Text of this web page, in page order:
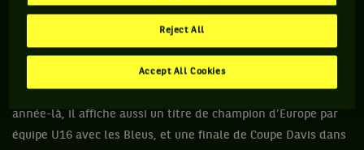
dernier comme sa meilleure qualité. Se définissant en
attaquant de fond de court ayant notamment besoin de
“progresser sur la tactique”, il aime user de son revers pour
faire mal à l’adversaire. Demi-finaliste des Petits As en 2019,
année-là, il affiche aussi un titre de champion d’Europe par
équipe U16 avec les Bleus, et une finale de Coupe Davis dans
Reject All
Accept All Cookies